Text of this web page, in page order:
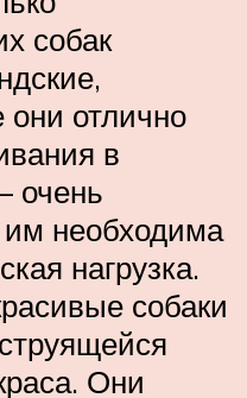
собак
они отлично
в
очень
необходима
нагрузка.
собаки
Они